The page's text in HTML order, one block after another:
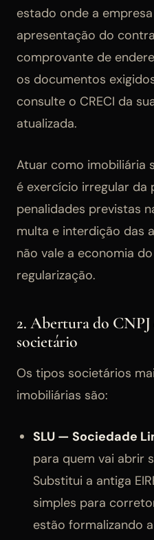
estado onde a
apresentação do
comprovante de
os documentos
consulte o CRECI da
atualizada.
Atuar como imobiliária
é exercício irregular da
penalidades previstas
multa e interdição das
não vale a economia
regularização.
2. Abertura do
societário
Os tipos societários
imobiliárias são:
SLU — Sociedade
para quem vai abrir
Substitui a antiga
simples para
estão formalizando